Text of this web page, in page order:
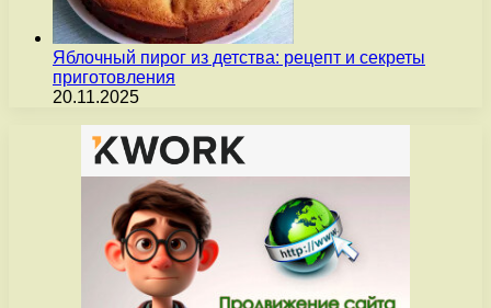
Яблочный пирог из детства: рецепт и секреты
приготовления
20.11.2025